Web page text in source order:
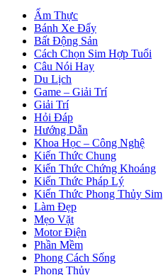
Ẩm Thực
Bánh Xe Đẩy
Bất Động Sản
Cách Chọn Sim Hợp Tuổi
Câu Nói Hay
Du Lịch
Game – Giải Trí
Giải Trí
Hỏi Đáp
Hướng Dẫn
Khoa Học – Công Nghệ
Kiến Thức Chung
Kiến Thức Chứng Khoáng
Kiến Thức Pháp Lý
Kiến Thức Phong Thủy Sim
Làm Đẹp
Mẹo Vặt
Motor Điện
Phần Mềm
Phong Cách Sống
Phong Thủy